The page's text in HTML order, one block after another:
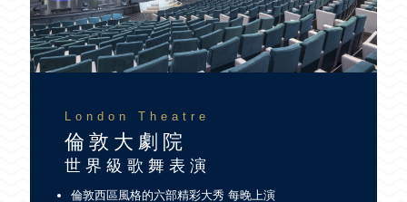
London Theatre
倫敦大劇院
世界級歌舞表演
倫敦西區風格的六部精彩大秀 每晚上演